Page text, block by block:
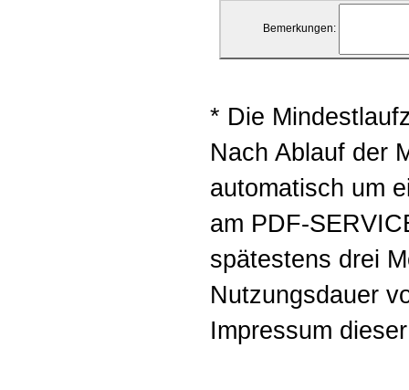
Bemerkungen:
* Die
Nach Ablauf der
automatisch um
am PDF-
spätestens drei
Nutzungsdauer
Impressum